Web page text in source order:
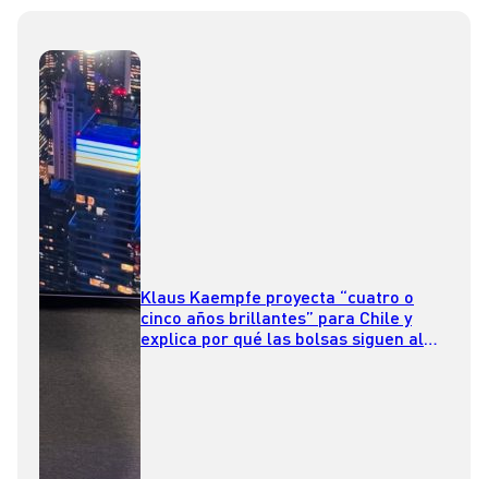
Klaus Kaempfe proyecta “cuatro o
cinco años brillantes” para Chile y
explica por qué las bolsas siguen al